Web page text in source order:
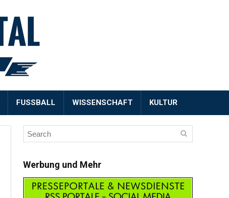
FUSSBALL WISSENSCHAFT KULTUR
Werbung und Mehr